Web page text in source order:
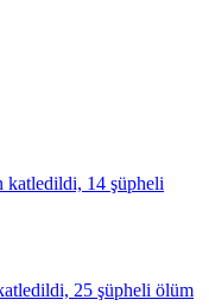
katledildi, 14 şüpheli
25 şüpheli ölüm